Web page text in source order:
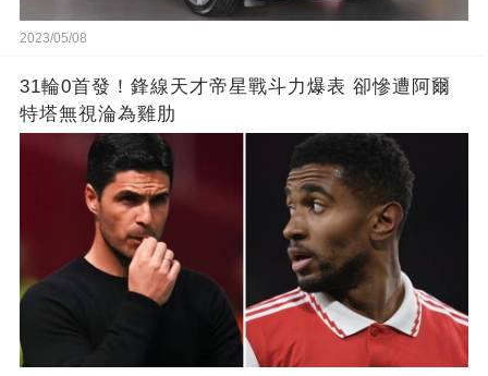
2023/05/08
31輪0首發！鋒線天才帝星戰斗力爆表 卻慘遭阿爾
特塔無視淪為雞肋